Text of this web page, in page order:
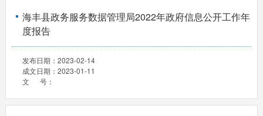
海丰县政务服务数据管理局2022年政府信息公开工作年
度报告
发布日期： 2023-02-14
成文日期： 2023-01-11
文 号：